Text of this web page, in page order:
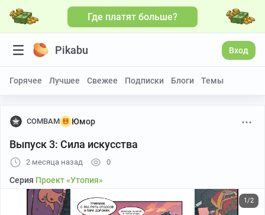
Где платят больше?
Pikabu Вход
Горячее Лучшее Свежее Подписки Блоги Темы
COMBAM Юмор
Выпуск 3: Сила искусства
2 месяца назад 0
Серия Проект «Утопия»
1/2